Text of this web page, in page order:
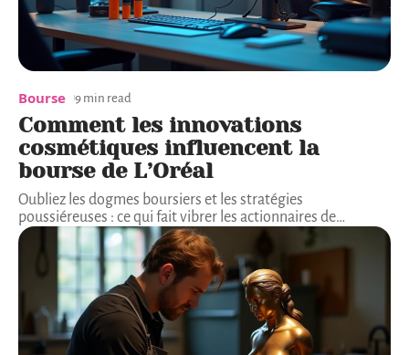
Bourse 9 min read
Comment les innovations
cosmétiques influencent la
bourse de L’Oréal
Oubliez les dogmes boursiers et les stratégies
poussiéreuses : ce qui fait vibrer les actionnaires de…